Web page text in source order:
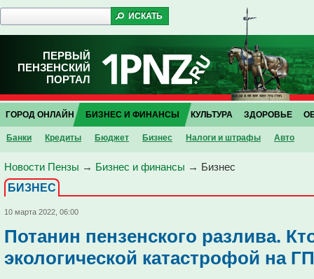
ПЕРВЫЙ
ПЕНЗЕНСКИЙ
ПОРТАЛ
ГОРОД ОНЛАЙН БИЗНЕС И ФИНАНСЫ
Банки Кредиты Бюджет Бизнес Налоги и штрафы Авто
КУЛЬТУРА ЗДОРОВЬЕ
Новости Пензы → Бизнес и финансы → Бизнес
БИЗНЕС
10 марта 2022, 06:00
Потанин пензенского разлива.
экологической катастрофой на